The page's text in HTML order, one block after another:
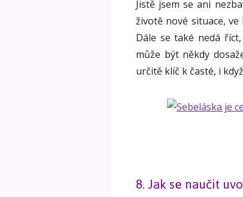
Jistě jsem se ani
životě nové situace,
Dále se také nedá
může být někdy
určitě klíč k časté, i
8. Jak se naučit